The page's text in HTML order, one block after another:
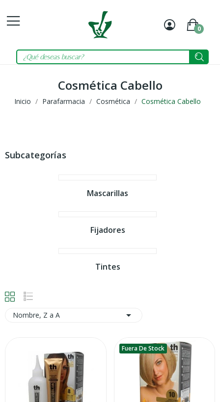
Mi
0
Cosmética Cabello
Inicio Parafarmacia Cosmética Cosmética Cabello
Subcategorías
Mascarillas
Fijadores
Tintes
Nombre, Z a A 
Fuera De Stock